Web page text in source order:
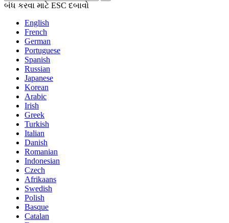
બંધ કરવા માટે ESC દબાવો
English
French
German
Portuguese
Spanish
Russian
Japanese
Korean
Arabic
Irish
Greek
Turkish
Italian
Danish
Romanian
Indonesian
Czech
Afrikaans
Swedish
Polish
Basque
Catalan